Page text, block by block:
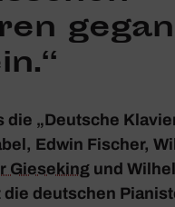
die „Deut­sche
Edwin Fischer,
Giese­king und
die deut­schen